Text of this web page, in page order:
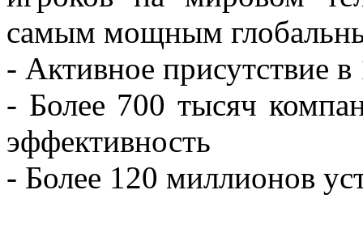
самым мощным
- Активное присутствие в
- Более 700 тысяч
эффективность
- Более 120 миллионов